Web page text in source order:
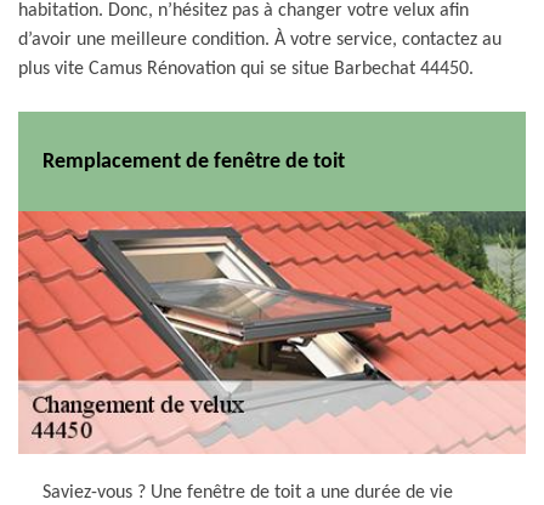
habitation. Donc, n’hésitez pas à changer votre velux afin
d’avoir une meilleure condition. À votre service, contactez au
plus vite Camus Rénovation qui se situe Barbechat 44450.
Remplacement de fenêtre de toit
Saviez-vous ? Une fenêtre de toit a une durée de vie